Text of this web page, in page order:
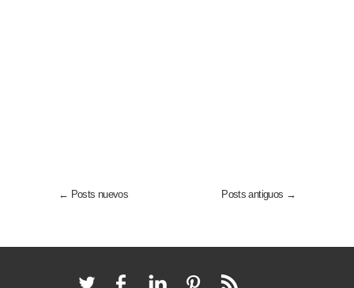
← Posts nuevos Posts antiguos →